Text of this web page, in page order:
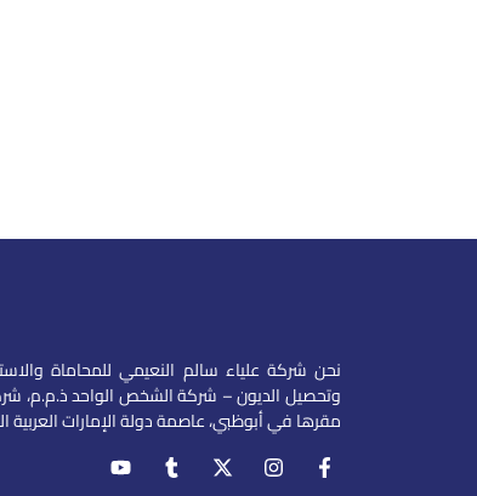
نحن شركة علياء سالم النعيمي للمحاماة
وتحصيل الديون – شركة الشخص الواحد ذ.م.م،
مقرها في أبوظبي، عاصمة دولة الإمارات العربية